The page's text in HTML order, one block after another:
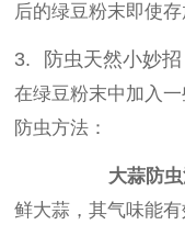
后的绿豆粉末即使
3. 防虫天然小妙招
在绿豆粉末中加入
防虫方法：
大蒜防
鲜大蒜，其气味能有